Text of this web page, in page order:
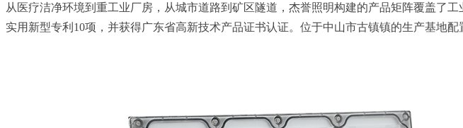
从医疗洁净环境到重工业厂房，从城市道路到矿区隧道，杰誉照明构建的产品矩阵覆盖了
实用新型专利10项，并获得广东省高新技术产品证书认证。位于中山市古镇镇的生产基地